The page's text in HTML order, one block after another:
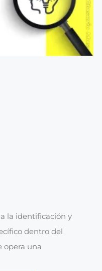
la identificación y
dentro del
opera una